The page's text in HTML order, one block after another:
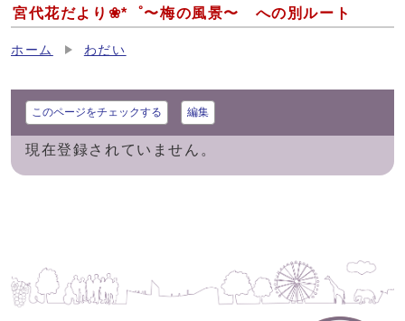
宮代花だより❀*゜〜梅の風景〜 への別ルート
ホーム わだい
このページをチェックする 編集
現在登録されていません。